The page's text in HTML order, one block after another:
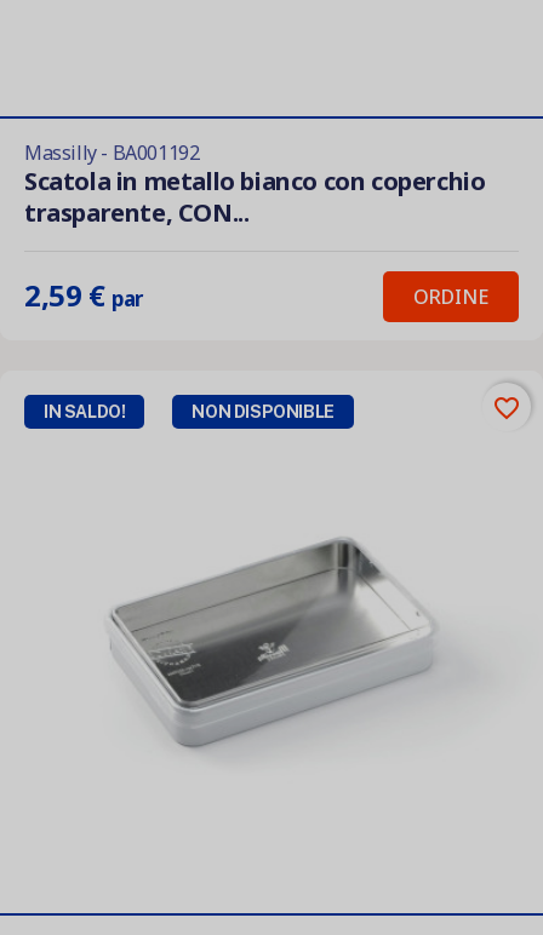
Massilly - BA001192
Scatola in metallo bianco con coperchio
trasparente, CON...
2,59 € par ORDINE
IN SALDO! NON DISPONIBLE favorite_border